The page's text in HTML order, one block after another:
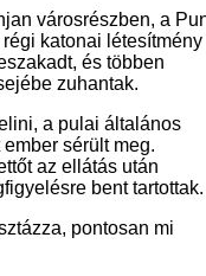
városrészben, a
katonai létesítmény
és többen
zuhantak.
a pulai általános
sérült meg.
az ellátás után
bent tartottak.
pontosan mi